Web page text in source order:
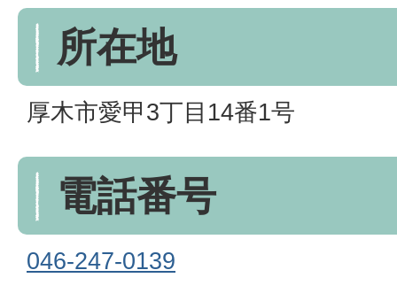
所在地
厚木市愛甲3丁目14番1号
電話番号
046-247-0139